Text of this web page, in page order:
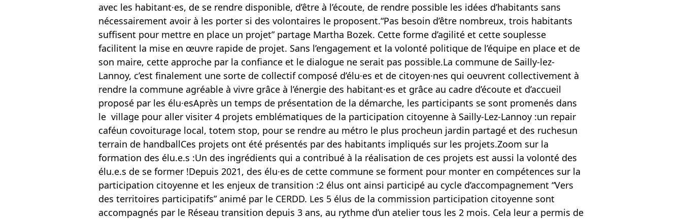
avec les habitant·es, de se rendre disponible, d’être à l’écoute, de rendre possible les idées d’habitants sans
nécessairement avoir à les porter si des volontaires le proposent.“Pas besoin d’être nombreux, trois habitants
suffisent pour mettre en place un projet” partage Martha Bozek. Cette forme d’agilité et cette souplesse
facilitent la mise en œuvre rapide de projet. Sans l’engagement et la volonté politique de l’équipe en place et de
son maire, cette approche par la confiance et le dialogue ne serait pas possible.La commune de Sailly-lez-
Lannoy, c’est finalement une sorte de collectif composé d’élu·es et de citoyen·nes qui oeuvrent collectivement à
rendre la commune agréable à vivre grâce à l’énergie des habitant·es et grâce au cadre d’écoute et d’accueil
proposé par les élu·esAprès un temps de présentation de la démarche, les participants se sont promenés dans
le village pour aller visiter 4 projets emblématiques de la participation citoyenne à Sailly-Lez-Lannoy :un repair
caféun covoiturage local, totem stop, pour se rendre au métro le plus procheun jardin partagé et des ruchesun
terrain de handballCes projets ont été présentés par des habitants impliqués sur les projets.Zoom sur la
formation des élu.e.s :Un des ingrédients qui a contribué à la réalisation de ces projets est aussi la volonté des
élu.e.s de se former !Depuis 2021, des élu·es de cette commune se forment pour monter en compétences sur la
participation citoyenne et les enjeux de transition :2 élus ont ainsi participé au cycle d’accompagnement “Vers
des territoires participatifs” animé par le CERDD. Les 5 élus de la commission participation citoyenne sont
accompagnés par le Réseau transition depuis 3 ans, au rythme d’un atelier tous les 2 mois. Cela leur a permis de